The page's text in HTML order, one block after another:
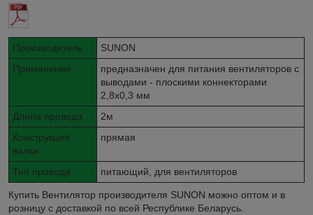
Производитель
SUNON
Применение
предназначен для питания вентиляторов с
выводами - плоскими коннекторами
2,8x0,3 мм
Длина провода
2м
Конструкция
вилки
прямая
Тип провода питающий, для вентиляторов
Купить Вентилятор производителя SUNON можно оптом и в
розницу с доставкой по всей Республике Беларусь.